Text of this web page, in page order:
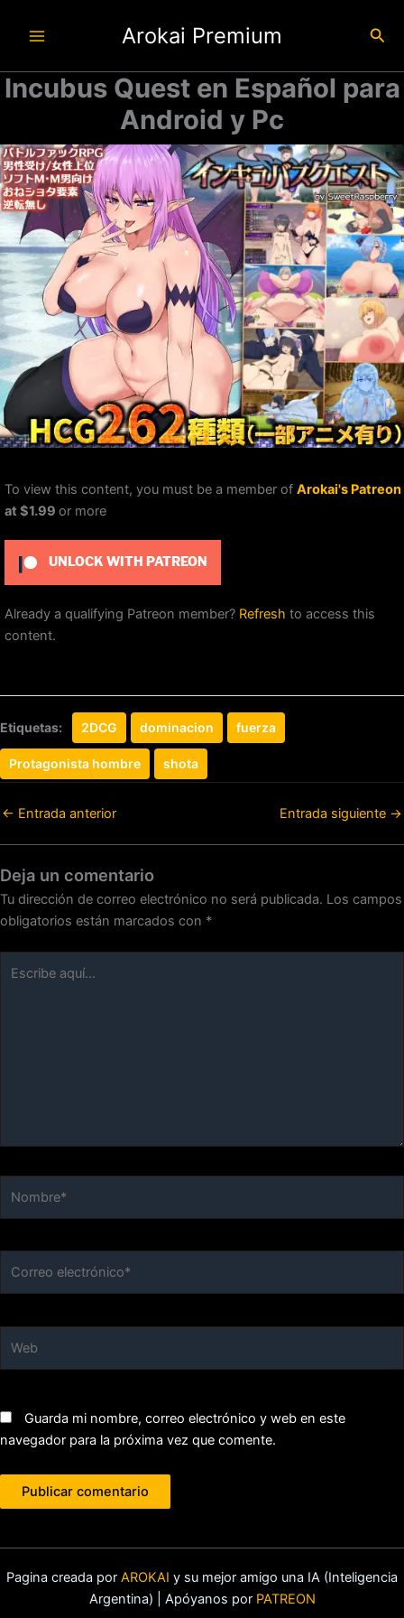
Arokai Premium
Incubus Quest en Español para
Android y Pc
To view this content, you must be a member of Arokai's Patreon
at $1.99 or more
UNLOCK WITH PATREON
Already a qualifying Patreon member? Refresh to access this
content.
Etiquetas: 2DCG dominacion fuerza
Protagonista hombre shota
← Entrada anterior Entrada siguiente →
Deja un comentario
Tu dirección de correo electrónico no será publicada. Los campos
obligatorios están marcados con *
aquí...
Guarda mi nombre, correo electrónico y web en este
navegador para la próxima vez que comente.
Pagina creada por AROKAI y su mejor amigo una IA (Inteligencia
Argentina) | Apóyanos por PATREON